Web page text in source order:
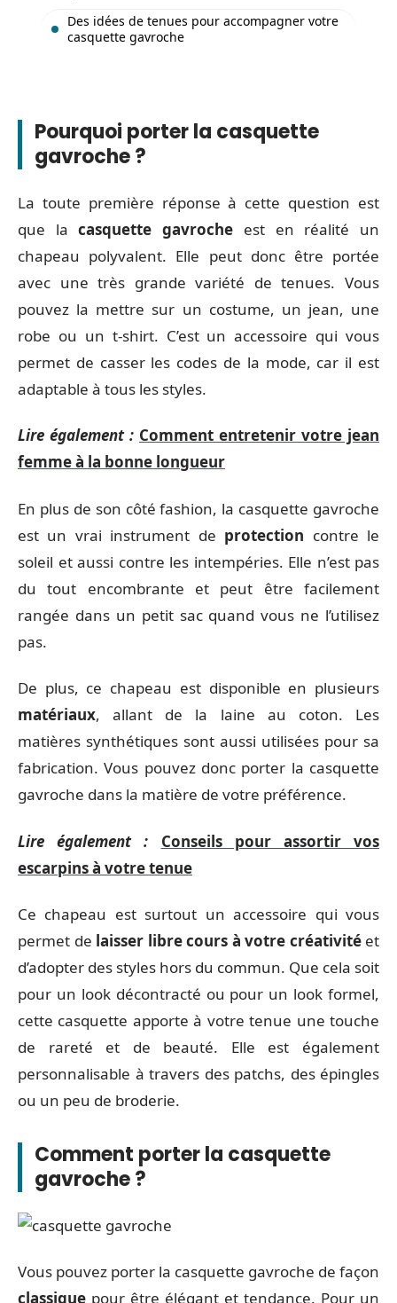
Des idées de tenues pour accompagner votre
casquette gavroche
Pourquoi porter la casquette
gavroche ?
La toute première réponse à cette question est
que lacasquette gavroche est en réalité un
chapeau polyvalent. Elle peut donc être portée
avec une très grande variété de tenues. Vous
pouvez la mettre sur un costume, un jean, une
robe ou un t-shirt. C’est un accessoire qui vous
permet de casser les codes de la mode, car il est
adaptable à tous les styles.
Lire également : Comment entretenir votre jean
femme à la bonne longueur
En plus de son côté fashion, la casquette gavroche
est un vrai instrument de protection contre le
soleil et aussi contre les intempéries. Elle n’est pas
du tout encombrante et peut être facilement
rangée dans un petit sac quand vous ne l’utilisez
pas.
De plus, ce chapeau est disponible en plusieurs
matériaux, allant de la laine au coton. Les
matières synthétiques sont aussi utilisées pour sa
fabrication. Vous pouvez donc porter la casquette
gavroche dans la matière de votre préférence.
Lire également :
Conseils pour assortir vos
escarpins à votre tenue
Ce chapeau est surtout un accessoire qui vous
permet de laisser libre cours à votre créativitéet
d’adopter des styles hors du commun. Que cela soit
pour un look décontracté ou pour un look formel,
cette casquette apporte à votre tenue une touche
de rareté et de beauté. Elle est également
personnalisable à travers des patchs, des épingles
ou un peu de broderie.
Comment porter la casquette
gavroche ?
Vous pouvez porter la casquette gavroche de façon
classique pour être élégant et tendance. Pour un